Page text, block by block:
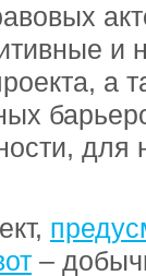
и
а
для
–